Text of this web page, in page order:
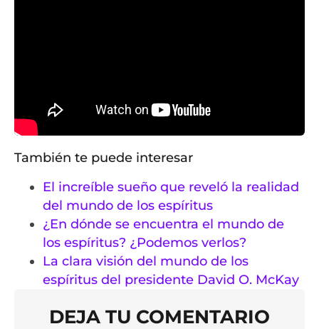
También te puede interesar
El increíble sueño que reveló la realidad
del mundo de los espíritus
¿En dónde se encuentra el mundo de
los espíritus? ¿Podemos verlos?
La clara visión del mundo de los
espíritus del presidente David O. McKay
DEJA TU COMENTARIO